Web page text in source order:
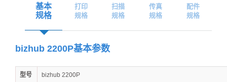
基本
规格
打印
规格
扫描
规格
传真
规格
配件
规格
bizhub 2200P基本参数
型号 bizhub 2200P